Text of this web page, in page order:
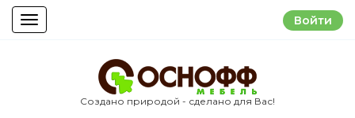
Toggle
navigation
Войти
Создано природой - сделано для Вас!